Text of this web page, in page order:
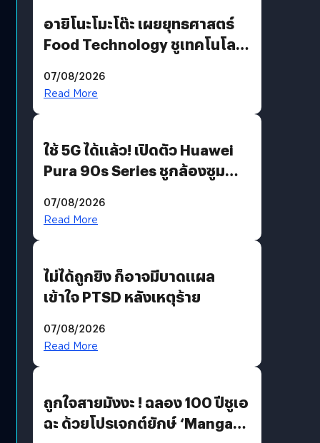
อายิโนะโมะโต๊ะ เผยยุทธศาสตร์
Food Technology ชูเทคโนโลยี
บริโภคและ B2B
07/08/2026
Read More
ใช้ 5G ได้แล้ว! เปิดตัว Huawei
Pura 90s Series ชูกล้องซูม
07/08/2026
Read More
ไม่ได้ถูกยิง ก็อาจมีบาดแผล
เข้าใจ PTSD หลังเหตุร้าย
07/08/2026
Read More
ถูกใจสายมังงะ ! ฉลอง 100 ปีชูเอ
ฉะ ด้วยโปรเจกต์ยักษ์ ‘Manga